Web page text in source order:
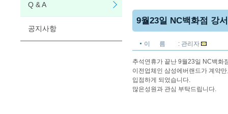
Q & A
공지사항
9월23일 NC백화점 강
이 름 : 관리자
추석연휴가 끝난 9월23일 NC백화
이전업체인 삼성에버랜드가 계약
입점하게 되었습니다.
많은성원과 관심 부탁드립니다.